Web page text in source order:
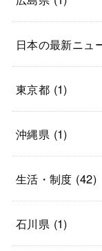
日本の最新ニュ
東京都 (1)
沖縄県 (1)
生活・制度 (42)
石川県 (1)